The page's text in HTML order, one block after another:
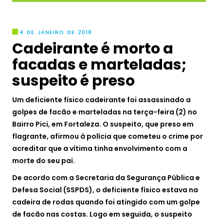
4 DE JANEIRO DE 2018
Cadeirante é morto a
facadas e marteladas;
suspeito é preso
Um deficiente físico cadeirante foi assassinado a
golpes de facão e marteladas na terça-feira (2) no
Bairro Pici, em Fortaleza. O suspeito, que preso em
flagrante, afirmou à polícia que cometeu o crime por
acreditar que a vítima tinha envolvimento com a
morte do seu pai.
De acordo com a Secretaria da Segurança Pública e
Defesa Social (SSPDS), o deficiente físico estava na
cadeira de rodas quando foi atingido com um golpe
de facão nas costas. Logo em seguida, o suspeito